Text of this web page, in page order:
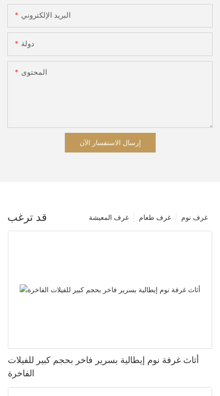
البريد الإلكتروني
دولة
المحتوى
إرسال الاستفسار الآن
قد ترغب غرف نوم غرف طعام غرف المعيشة
أثاث غرفة نوم إيطالية بسرير فاخر بحجم كبير للفيلات
الفاخرة